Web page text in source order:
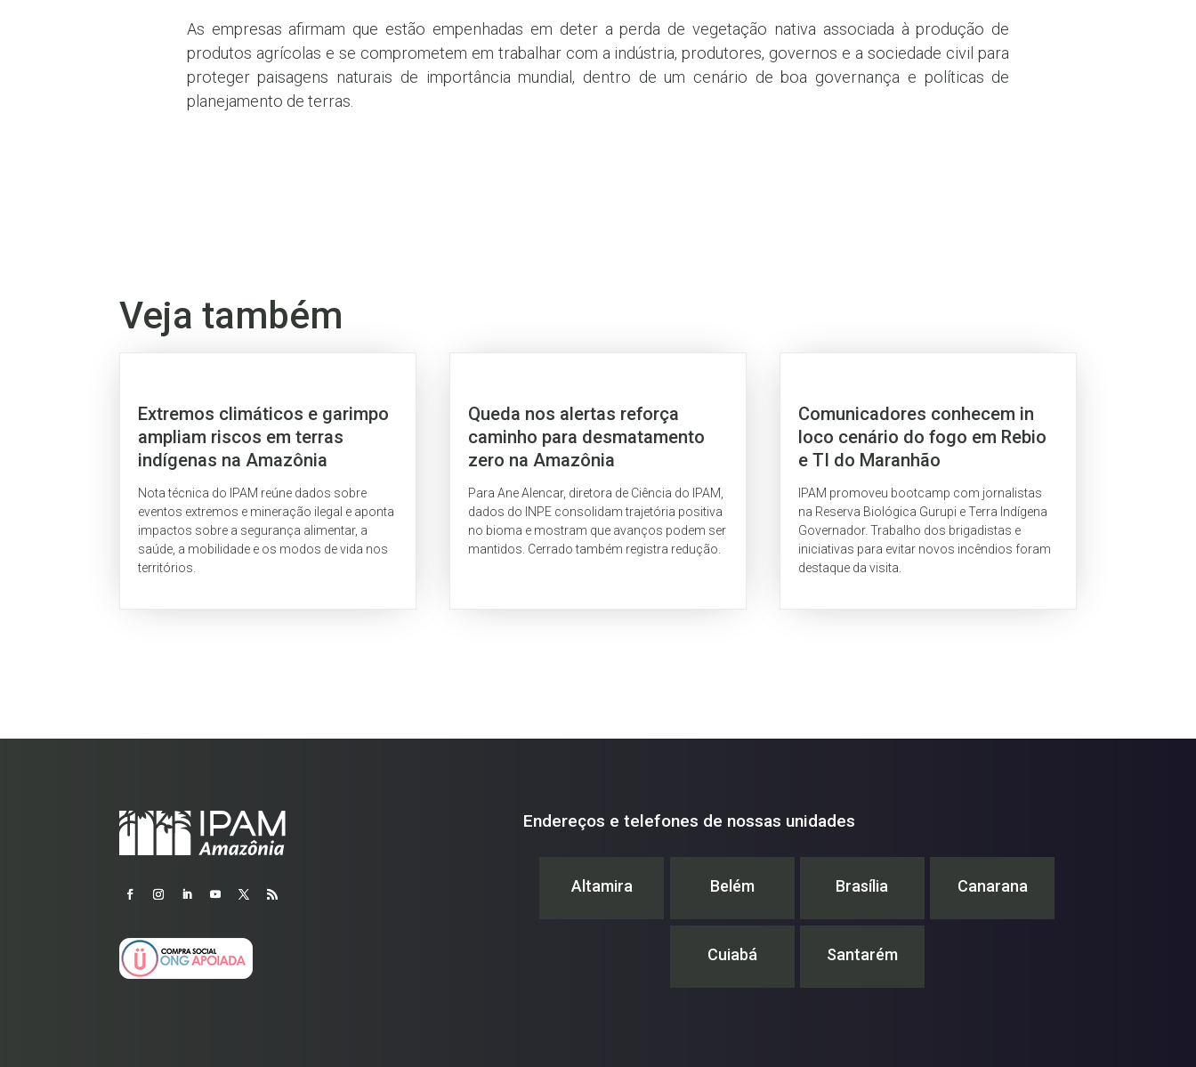
As empresas afirmam que estão empenhadas em deter a perda de vegetação nativa associada à produção de
produtos agrícolas e se comprometem em trabalhar com a indústria, produtores, governos e a sociedade civil para
proteger paisagens naturais de importância mundial, dentro de um cenário de boa governança e políticas de
planejamento de terras.
Veja também
Extremos climáticos e garimpo
ampliam riscos em terras
indígenas na Amazônia
Nota técnica do IPAM reúne dados sobre
eventos extremos e mineração ilegal e aponta
impactos sobre a segurança alimentar, a
saúde, a mobilidade e os modos de vida nos
territórios.
Queda nos alertas reforça
caminho para desmatamento
zero na Amazônia
Para Ane Alencar, diretora de Ciência do IPAM,
dados do INPE consolidam trajetória positiva
no bioma e mostram que avanços podem ser
mantidos. Cerrado também registra redução.
Comunicadores conhecem in
loco cenário do fogo em Rebio
e TI do Maranhão
IPAM promoveu bootcamp com jornalistas
na Reserva Biológica Gurupi e Terra Indígena
Governador. Trabalho dos brigadistas e
iniciativas para evitar novos incêndios foram
destaque da visita.
Endereços e telefones de nossas unidades
Altamira Belém Brasília Canarana
Cuiabá Santarém